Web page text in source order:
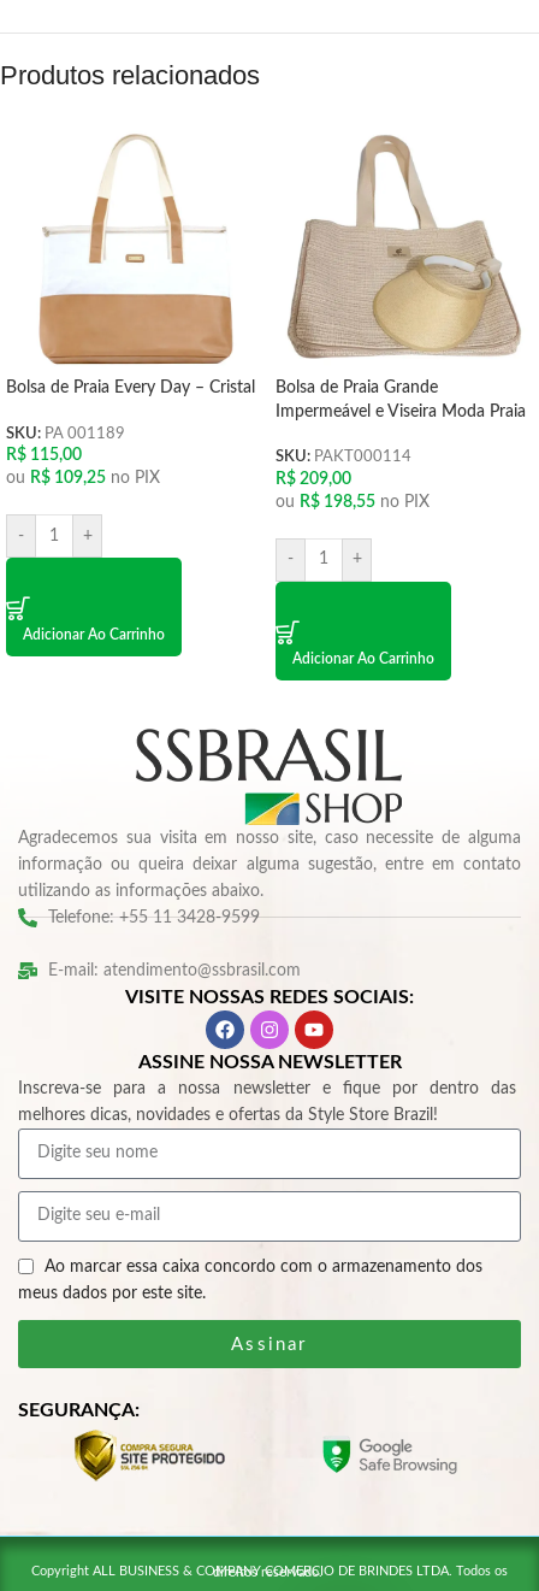
Produtos relacionados
Bolsa de Praia Every Day – Cristal
SKU: PA 001189
R$ 115,00
ou R$ 109,25 no PIX
- +
Adicionar Ao Carrinho
Bolsa de Praia Grande
Impermeável e Viseira Moda Praia
SKU: PAKT000114
R$ 209,00
ou R$ 198,55 no PIX
- +
Adicionar Ao Carrinho
Agradecemos sua visita em nosso site, caso necessite de alguma
informação ou queira deixar alguma sugestão, entre em contato
utilizando as informações abaixo.
Telefone: +55 11 3428-9599
E-mail: atendimento@ssbrasil.com
VISITE NOSSAS REDES SOCIAIS:
ASSINE NOSSA NEWSLETTER
Inscreva-se para a nossa newsletter e fique por dentro das
melhores dicas, novidades e ofertas da Style Store Brazil!
Ao marcar essa caixa concordo com o armazenamento dos
meus dados por este site.
Assinar
SEGURANÇA:
Copyright ALL BUSINESS & COMPANY COMERCIO DE BRINDES LTDA. Todos os direitos reservado.